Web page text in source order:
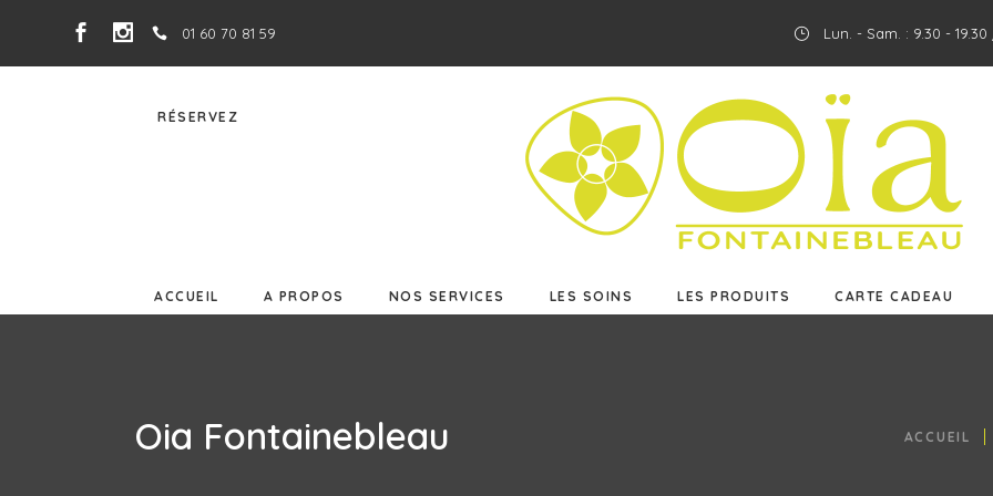
01 60 70 81 59 Lun. - Sam. : 9.30 -
ACCUEIL A PROPOS NOS SERVICES LES SOINS LES PRODUITS CARTE CADEAU
ACCUEIL A PROPOS CARTE CADEAU
RÉSERVEZ
Oia Fontainebleau ACCUEIL